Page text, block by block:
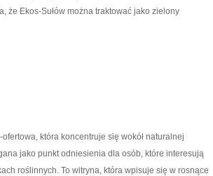
że Ekos-Sułów można traktować jako zielony
która koncentruje się wokół naturalnej
jako punkt odniesienia dla osób, które interesują
roślinnych. To witryna, która wpisuje się w rosnące